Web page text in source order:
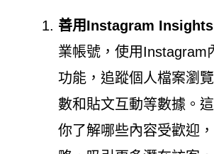
善用Instagram Insights
業帳號，使用Instagram
功能，追蹤個人檔案瀏
數和貼文互動等數據。
你了解哪些內容受歡迎